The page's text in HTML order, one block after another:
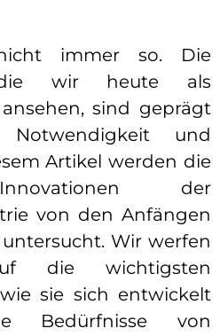
immer so. Die
die wir heute als
sind geprägt
und
Artikel werden die
der
von den Anfängen
Wir werfen
die wichtigsten
sie sich entwickelt
Bedürfnisse von